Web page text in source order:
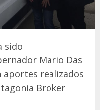
sido
Mario Das
aportes realizados
Broker